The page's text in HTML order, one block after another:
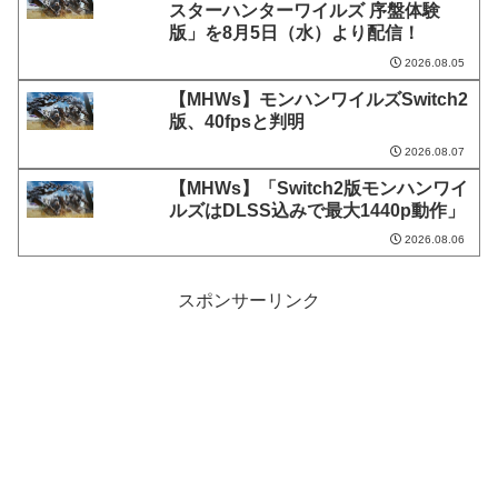
スターハンターワイルズ 序盤体験
版」を8月5日（水）より配信！
2026.08.05
【MHWs】モンハンワイルズSwitch2
版、40fpsと判明
2026.08.07
【MHWs】「Switch2版モンハンワイ
ルズはDLSS込みで最大1440p動作」
2026.08.06
スポンサーリンク